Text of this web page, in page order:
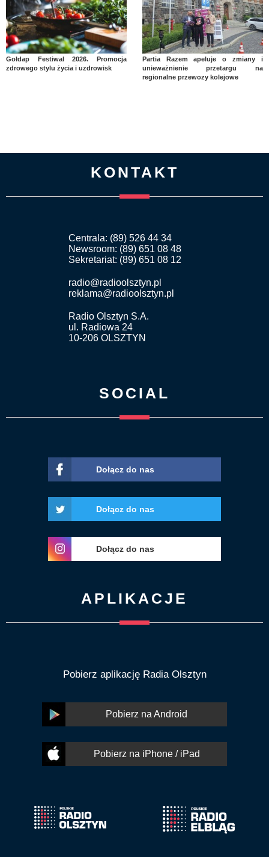
Gołdap Festiwal 2026. Promocja
zdrowego stylu życia i uzdrowisk
Partia Razem apeluje o zmiany i
unieważnienie przetargu na
regionalne przewozy kolejowe
KONTAKT
Centrala: (89) 526 44 34
Newsroom: (89) 651 08 48
Sekretariat: (89) 651 08 12
radio@radioolsztyn.pl
reklama@radioolsztyn.pl
Radio Olsztyn S.A.
ul. Radiowa 24
10-206 OLSZTYN
SOCIAL
Dołącz do nas
Dołącz do nas
Dołącz do nas
APLIKACJE
Pobierz aplikację Radia Olsztyn
Pobierz na Android
Pobierz na iPhone / iPad